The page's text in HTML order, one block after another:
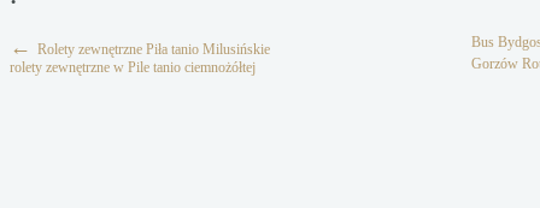
← Rolety zewnętrzne Piła tanio Milusińskie
rolety zewnętrzne w Pile tanio ciemnożółtej
Bus
Gorzów